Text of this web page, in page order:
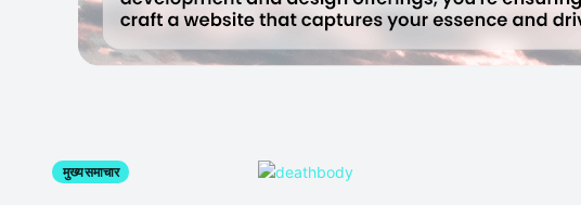
मुख्य समाचार